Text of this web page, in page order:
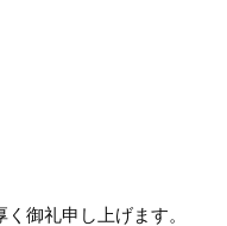
御礼申し上げます。